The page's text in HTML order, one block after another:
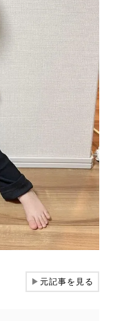
▶元記事を見る